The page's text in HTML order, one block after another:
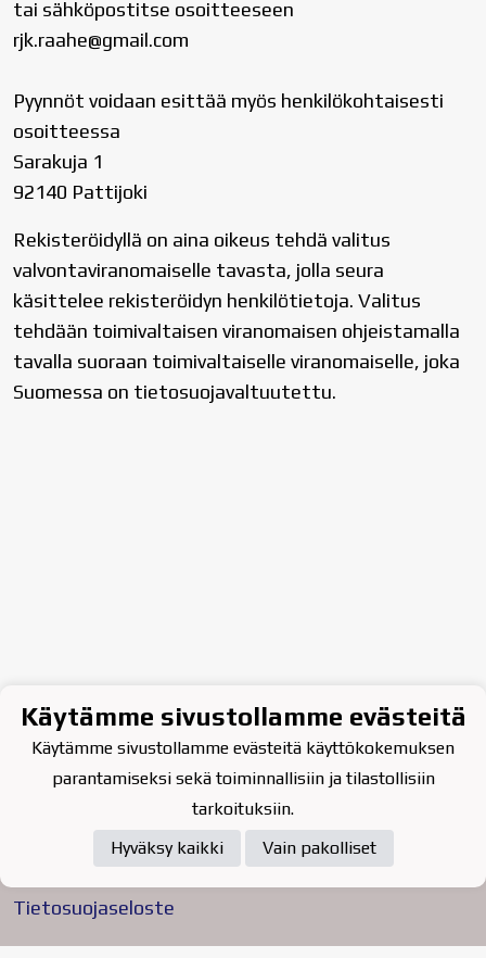
tai sähköpostitse osoitteeseen
rjk.raahe@gmail.com
Pyynnöt voidaan esittää myös henkilökohtaisesti
osoitteessa
Sarakuja 1
92140 Pattijoki
Rekisteröidyllä on aina oikeus tehdä valitus
valvontaviranomaiselle tavasta, jolla seura
käsittelee rekisteröidyn henkilötietoja. Valitus
tehdään toimivaltaisen viranomaisen ohjeistamalla
tavalla suoraan toimivaltaiselle viranomaiselle, joka
Suomessa on tietosuojavaltuutettu.
Tietosuojaseloste
Käytämme sivustollamme evästeitä
Käytämme sivustollamme evästeitä käyttökokemuksen
parantamiseksi sekä toiminnallisiin ja tilastollisiin
tarkoituksiin.
Hyväksy kaikki
Vain pakolliset